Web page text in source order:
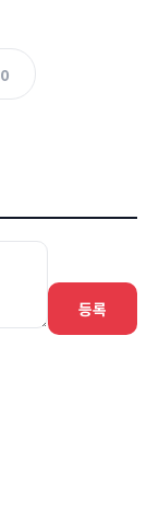
0
등록